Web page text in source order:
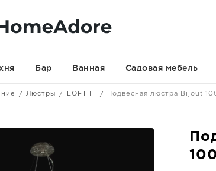
Бар Ванная Садовая мебель
Люстры LOFT IT Подвесная люстра Bijout